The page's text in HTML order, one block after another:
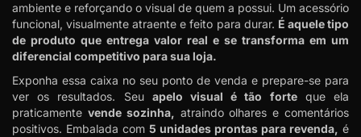
ambiente e reforçando o visual de quem a possui. Um acessório
funcional, visualmente atraente e feito para durar. É aquele tipo
de produto que entrega valor real e se transforma em um
diferencial competitivo para sua loja.
Exponha essa caixa no seu ponto de venda e prepare-se para
ver os resultados. Seu apelo visual é tão forteque ela
praticamente vende sozinha, atraindo olhares e comentários
positivos. Embalada com 5 unidades prontas para revenda, é